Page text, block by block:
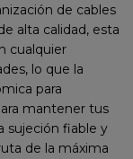
de cables
alta calidad, esta
cualquier
lo que la
para
mantener tus
sujeción fiable y
de la máxima